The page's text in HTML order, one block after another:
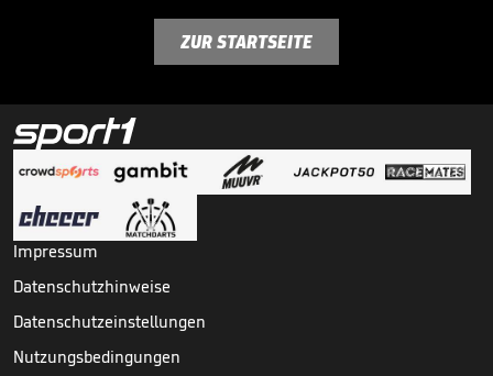
ZUR STARTSEITE
Impressum
Datenschutzhinweise
Datenschutzeinstellungen
Nutzungsbedingungen